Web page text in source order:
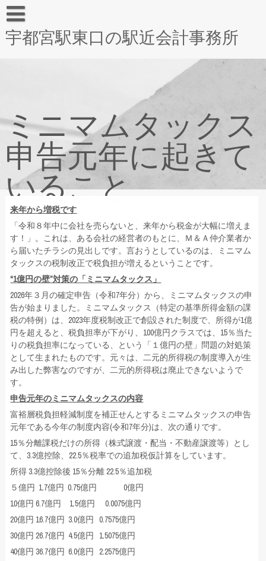
宇都宮駅東口の駅近会計事務所
ミニマムタックス
申告元年に起きて
いること
来年から増税です
「令和８年中に会社を売らないと、来年から税金が大幅に増えま
す！」。これは、ある会社の経営者のもとに、Ｍ＆Ａ仲介業者か
ら届いたチラシの見出しです。言おうとしているのは、ミニマム
タックスの税制改正で税負担が増えるということです。
“1億円の壁”対策の「ミニマムタックス」
2026年３月の確定申告（令和7年分）から、ミニマムタックスの申
告が始まりました。ミニマムタックス（特定の基準所得金額の課
税の特例）は、2023年度税制改正で創設された制度で、所得が1億
円を超えると、税負担率が下がり、100億円クラスでは、15％当た
りの税負担率になっている、という「１億円の壁」問題の対処策
として生まれたものです。元々は、二元的所得税の制度導入が生
み出した弊害なのですが、二元的所得税は廃止できないようで
す。
申告元年のミニマムタックスの内容
富裕層税負担軽減制度を補正せんとするミニマムタックスの申告
元年である今年の制度内容(令和7年分)は、次の通りです。
15％分離課税だけの所得（株式譲渡・配当・不動産譲渡等）とし
て、3.3億控除、22.5％税率での追加税仮計算をしています。
所得 3.3億控除後 15％分離 22.5％追加税
５億円 1.7億円 0.75億円 0億円
10億円 6.7億円 1.5億円 0.0075億円
20億円 16.7億円 3.0億円 0.7575億円
30億円 26.7億円 4.5億円 1.5075億円
40億円 36.7億円 6.0億円 2.2575億円